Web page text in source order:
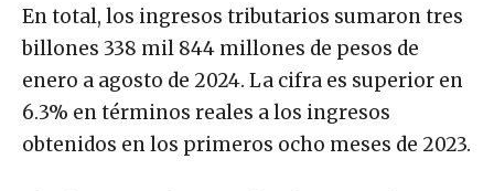
En total, los ingresos tributarios sumaron tres
billones 338 mil 844 millones de pesos de
enero a agosto de 2024. La cifra es superior en
6.3% en términos reales a los ingresos
obtenidos en los primeros ocho meses de 2023.